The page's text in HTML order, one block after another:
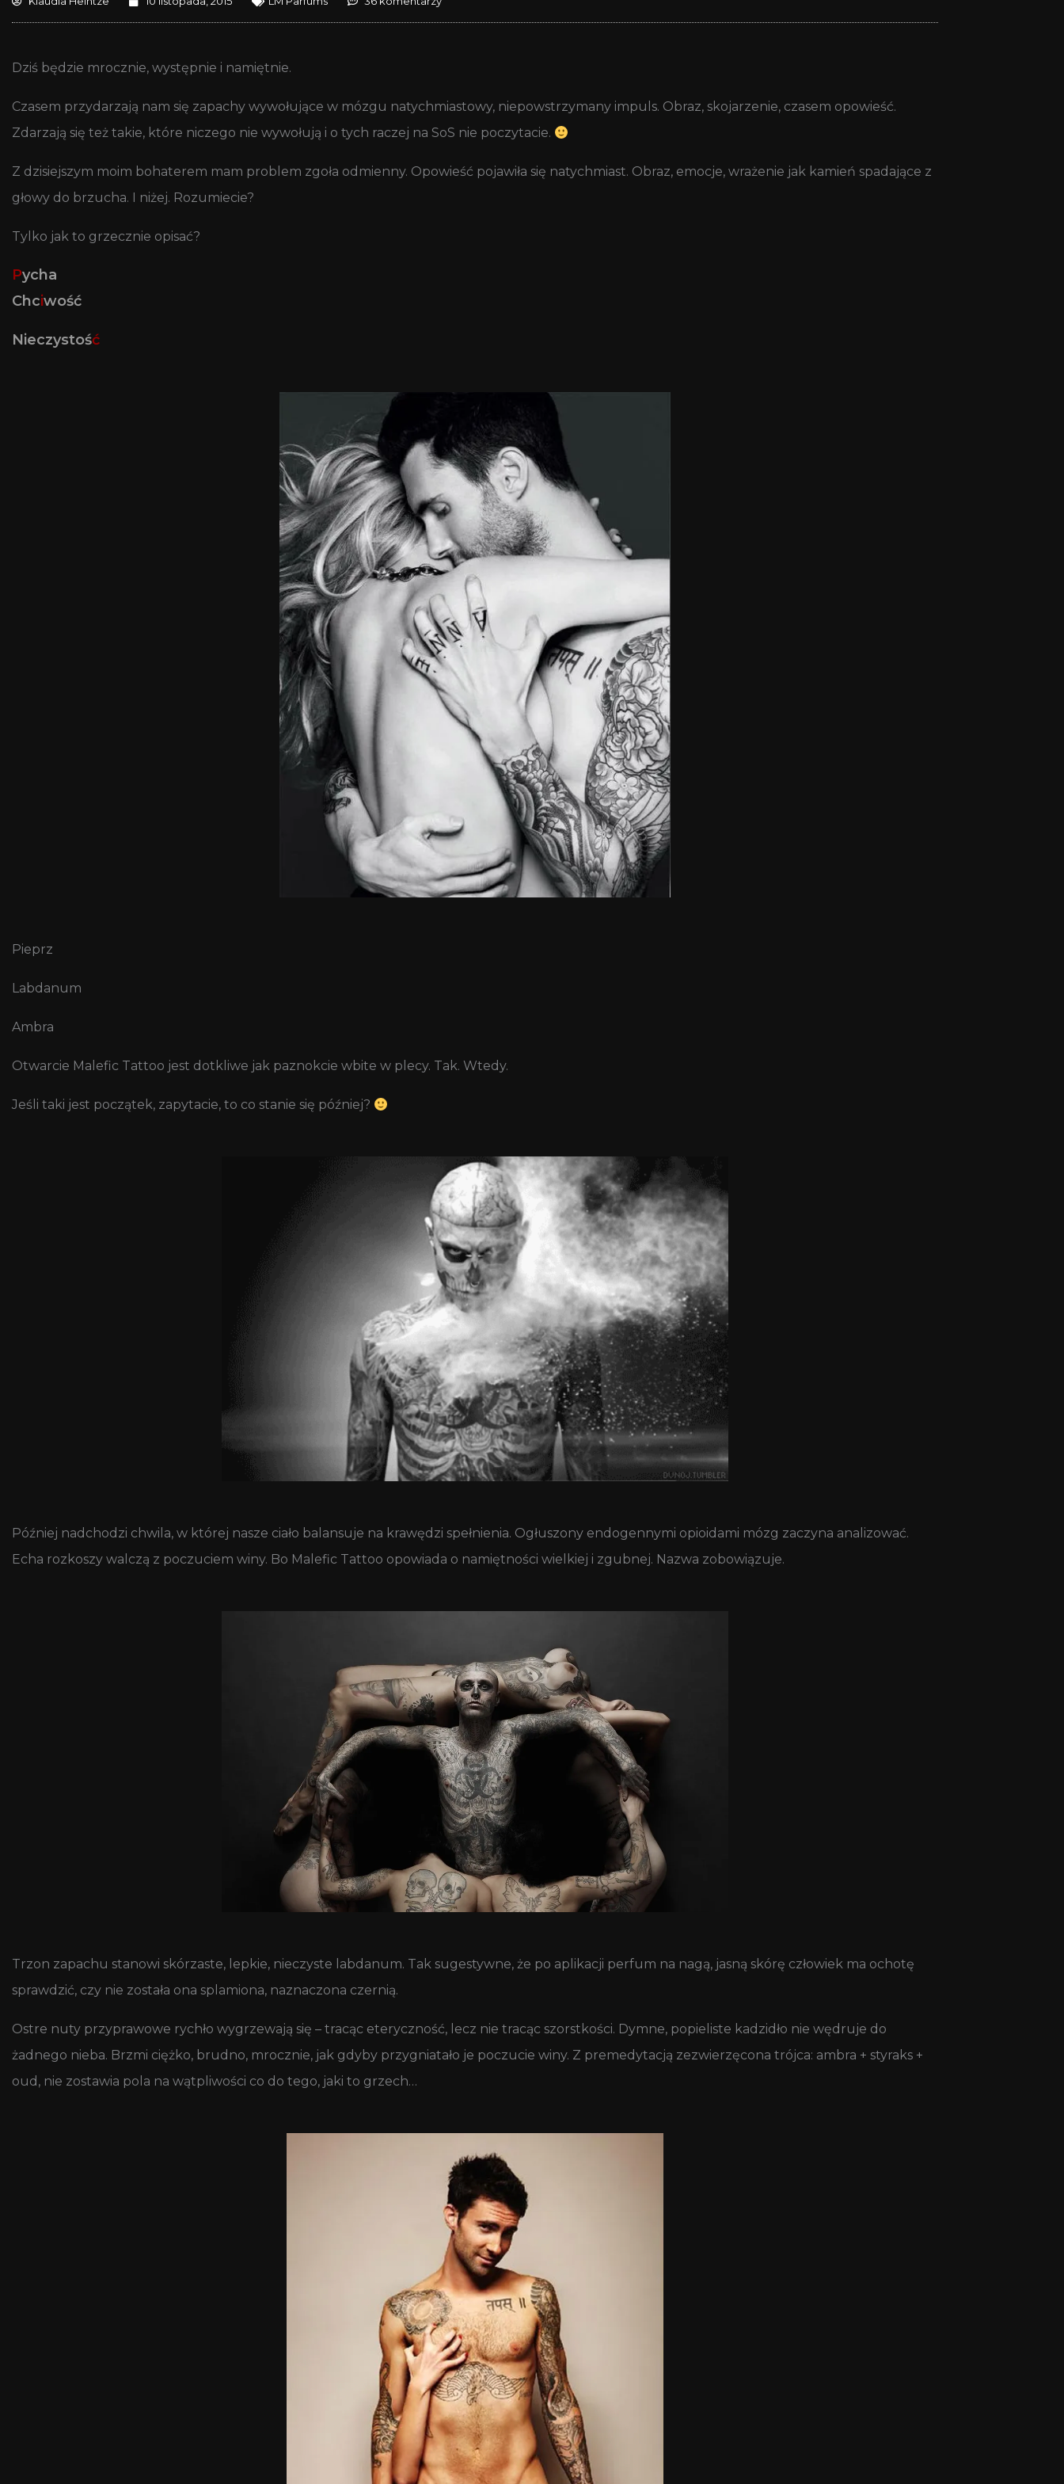
Dziś będzie mrocznie, występnie i namiętnie.
Czasem przydarzają nam się zapachy wywołujące w mózgu natychmiastowy, niepowstrzymany impuls. Obraz, skojarzenie, czasem opowieść.
Zdarzają się też takie, które niczego nie wywołują i o tych raczej na SoS nie poczytacie.
Z dzisiejszym moim bohaterem mam problem zgoła odmienny. Opowieść pojawiła się natychmiast. Obraz, emocje, wrażenie jak kamień spadające z
głowy do brzucha. I niżej. Rozumiecie?
Tylko jak to grzecznie opisać?
Pycha
Chciwość
Nieczystość
Pieprz
Labdanum
Ambra
Otwarcie Malefic Tattoo jest dotkliwe jak paznokcie wbite w plecy. Tak. Wtedy.
Jeśli taki jest początek, zapytacie, to co stanie się później?
Później nadchodzi chwila, w której nasze ciało balansuje na krawędzi spełnienia. Ogłuszony endogennymi opioidami mózg zaczyna analizować.
Echa rozkoszy walczą z poczuciem winy. Bo Malefic Tattoo opowiada o namiętności wielkiej i zgubnej. Nazwa zobowiązuje.
Trzon zapachu stanowi skórzaste, lepkie, nieczyste labdanum. Tak sugestywne, że po aplikacji perfum na nagą, jasną skórę człowiek ma ochotę
sprawdzić, czy nie została ona splamiona, naznaczona czernią.
Ostre nuty przyprawowe rychło wygrzewają się – tracąc eteryczność, lecz nie tracąc szorstkości. Dymne, popieliste kadzidło nie wędruje do
żadnego nieba. Brzmi ciężko, brudno, mrocznie, jak gdyby przygniatało je poczucie winy. Z premedytacją zezwierzęcona trójca: ambra + styraks +
oud, nie zostawia pola na wątpliwości co do tego, jaki to grzech…